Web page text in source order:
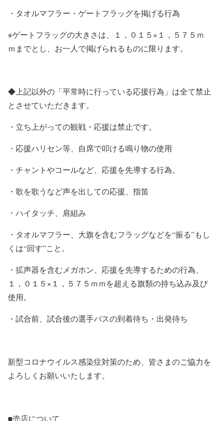
・タオルマフラー・ゲートフラッグを掲げる行為
※ゲートフラッグの大きさは、１，０１５×１，５７５ｍ
ｍまでとし、お一人で掲げられるものに限ります。
◆上記以外の「平常時に行っている応援行為」は全て禁止
とさせていただきます。
・立ち上がっての観戦・応援は禁止です。
・応援ハリセン等、自席で叩ける鳴り物の使用
・チャントやコールなど、応援を先導する行為。
・歌を歌うなど声を出しての応援、指笛
・ハイタッチ、肩組み
・タオルマフラー、大旗を含むフラッグなどを“振る”もし
くは“回す”こと。
・拡声器を含むメガホン、応援を先導するための行為、
１，０１５×１，５７５ｍｍを超える旗類の持ち込み及び
使用。
・試合前、試合後の選手バスの到着待ち・出発待ち
新型コロナウイルス感染症対策のため、皆さまのご協力を
よろしくお願いいたします。
■売店について